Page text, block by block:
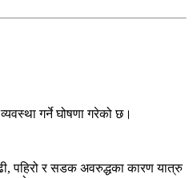
गर्ने घोषणा गरेको छ।
पहिरो र सडक अवरुद्धका कारण यात्रु